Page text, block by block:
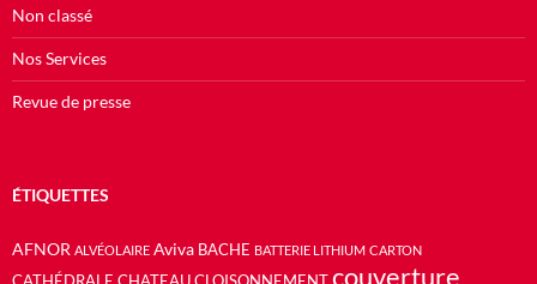
Non classé
Nos Services
Revue de presse
ÉTIQUETTES
AFNOR ALVÉOLAIRE Aviva BACHE BATTERIE LITHIUM CARTON
couverture